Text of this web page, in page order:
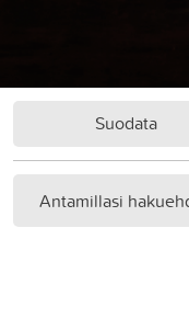
Suodata
Antamillasi